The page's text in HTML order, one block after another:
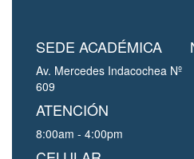
SEDE ACADÉMICA
Av. Mercedes Indacochea Nº
609
ATENCIÓN
8:00am - 4:00pm